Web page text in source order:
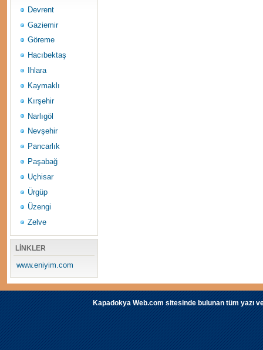
Devrent
Gaziemir
Göreme
Hacıbektaş
Ihlara
Kaymaklı
Kırşehir
Narlıgöl
Nevşehir
Pancarlık
Paşabağ
Uçhisar
Ürgüp
Üzengi
Zelve
LİNKLER
www.eniyim.com
Kapadokya Web.com sitesinde bulunan tüm yazı